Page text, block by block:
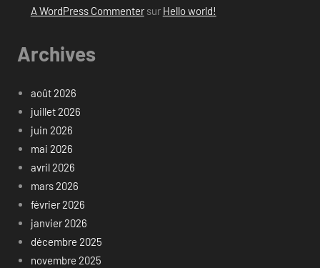
A WordPress Commentersur Hello world!
Archives
août 2026
juillet 2026
juin 2026
mai 2026
avril 2026
mars 2026
février 2026
janvier 2026
décembre 2025
novembre 2025